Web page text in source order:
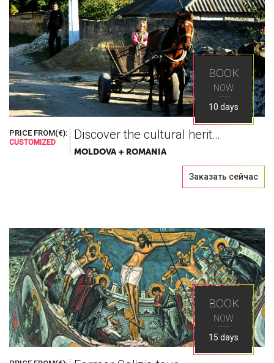
BOOK
NOW
10 days
PRICE FROM(€):
CUSTOMIZED
Discover the cultural heritage
MOLDOVA + ROMANIA
Заказать сейчас
BOOK
NOW
15 days